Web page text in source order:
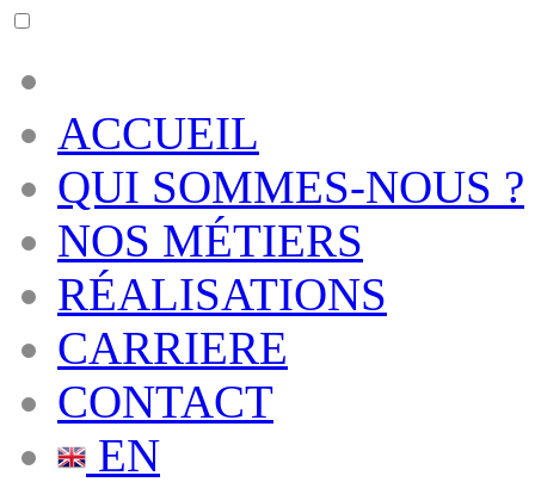
ACCUEIL
QUI SOMMES-NOUS ?
NOS MÉTIERS
RÉALISATIONS
CARRIERE
CONTACT
EN